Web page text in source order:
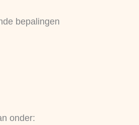
bepalingen
onder: